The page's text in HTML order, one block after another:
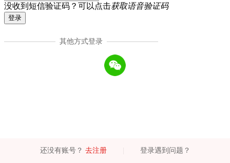
没收到短信验证码？可以点击获取语音验证码
登录
其他方式登录
还没有账号？ 去注册 登录遇到问题？